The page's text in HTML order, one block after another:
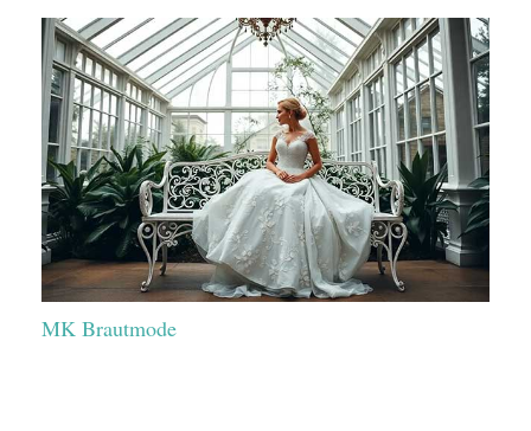
MK Brautmode